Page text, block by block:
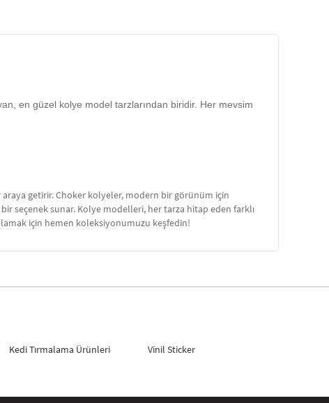
en güzel kolye model tarzlarından biridir. Her mevsim
araya getirir. Choker kolyeler, modern bir görünüm için
seçenek sunar. Kolye modelleri, her tarza hitap eden farklı
için hemen koleksiyonumuzu keşfedin!
Kedi Tırmalama Ürünleri Vinil Sticker